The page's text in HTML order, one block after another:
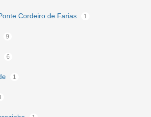
Cordeiro de Farias 1
9
6
1